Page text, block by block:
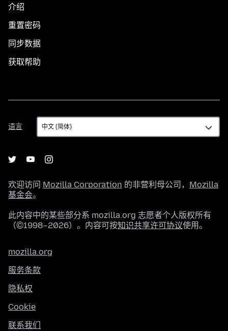
介绍
重置密码
同步数据
获取帮助
语言
语
言
欢迎访问 Mozilla Corporation 的非营利母公司， Mozilla
基金会。
此内容中的某些部分系 mozilla.org 志愿者个人版权所有
（©1998–2026）。内容可按知识共享许可协议使用。
mozilla.org
服务条款
隐私权
Cookie
联系我们